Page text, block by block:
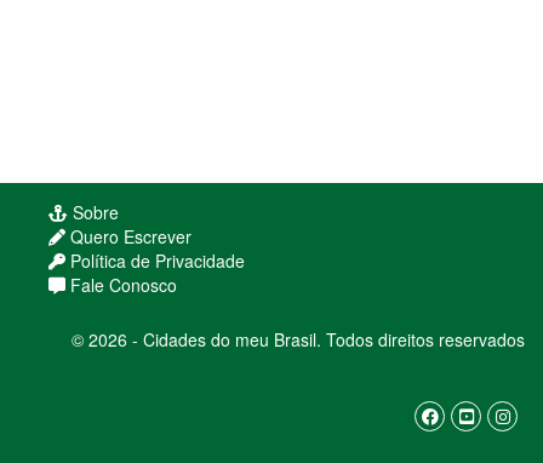
Sobre
Quero Escrever
Política de Privacidade
Fale Conosco
© 2026 - Cidades do meu Brasil. Todos direitos reservados